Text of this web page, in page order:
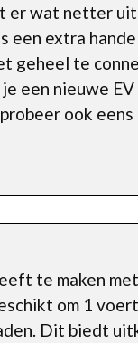
er wat netter uit
een extra
geheel te
een nieuwe EV
ook eens
te maken
om 1
Dit biedt